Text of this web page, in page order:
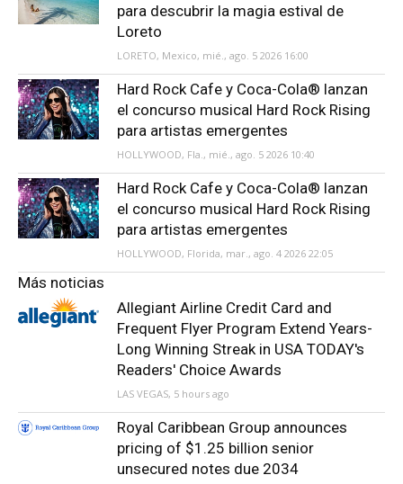
para descubrir la magia estival de
Loreto
LORETO, Mexico, mié., ago. 5 2026 16:00
Hard Rock Cafe y Coca-Cola® lanzan
el concurso musical Hard Rock Rising
para artistas emergentes
HOLLYWOOD, Fla., mié., ago. 5 2026 10:40
Hard Rock Cafe y Coca-Cola® lanzan
el concurso musical Hard Rock Rising
para artistas emergentes
HOLLYWOOD, Florida, mar., ago. 4 2026 22:05
Más noticias
Allegiant Airline Credit Card and
Frequent Flyer Program Extend Years-
Long Winning Streak in USA TODAY's
Readers' Choice Awards
LAS VEGAS, 5 hours ago
Royal Caribbean Group announces
pricing of $1.25 billion senior
unsecured notes due 2034